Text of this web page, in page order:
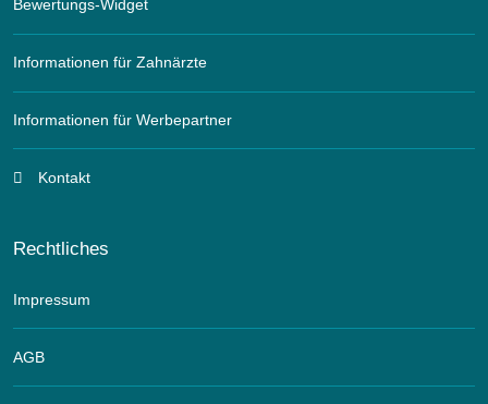
Bewertungs-Widget
Informationen für Zahnärzte
Informationen für Werbepartner
Kontakt
Rechtliches
Impressum
AGB